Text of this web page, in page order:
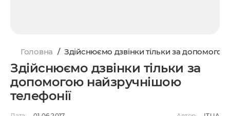
Головна / Здійснюємо дзвінки тільки за
Здійснюємо дзвінки тільки за
допомогою найзручнішою
телефонії